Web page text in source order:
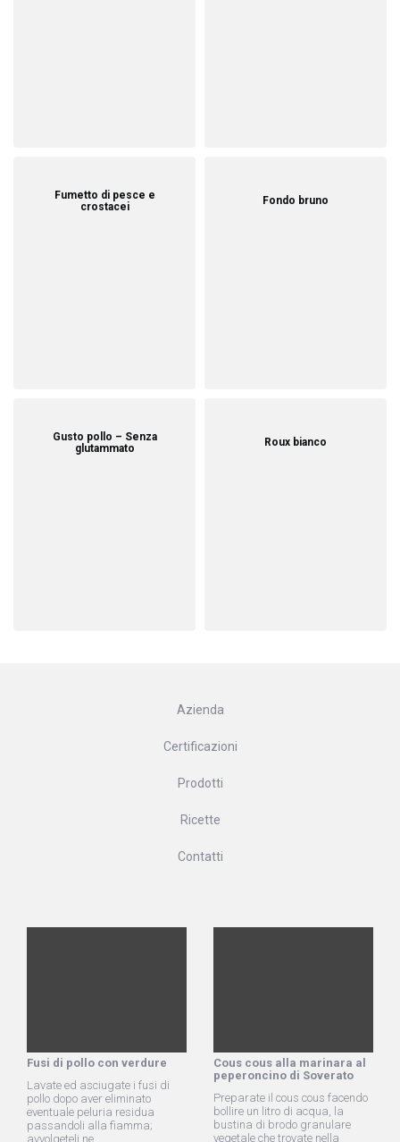
Fumetto di pesce e
crostacei
Fondo bruno
Gusto pollo – Senza
glutammato
Roux bianco
Azienda
Certificazioni
Prodotti
Ricette
Contatti
Fusi di pollo con verdure
Lavate ed asciugate i fusi di
pollo dopo aver eliminato
eventuale peluria residua
passandoli alla fiamma;
avvolgeteli ne...
Cous cous alla marinara al
peperoncino di Soverato
Preparate il cous cous facendo
bollire un litro di acqua, la
bustina di brodo granulare
vegetale che trovate nella